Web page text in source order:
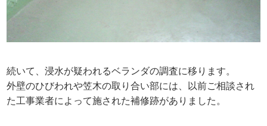
続いて、浸水が疑われるベランダの調査に移ります。
外壁のひびわれや笠木の取り合い部には、以前ご相談され
た工事業者によって施された補修跡がありました。